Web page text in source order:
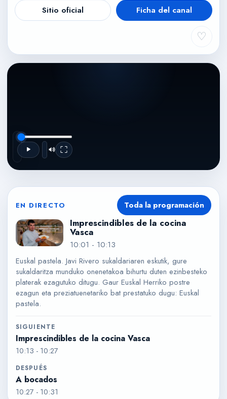
Sitio oficial Ficha del canal
♡
Imprescindibles de la cocina Vasca
EN DIRECTO Toda la programación
Imprescindibles de la cocina
Vasca
10:01 - 10:13
Euskal pastela. Javi Rivero sukaldariaren eskutik, gure
sukaldaritza munduko onenetakoa bihurtu duten ezinbesteko
platerak ezagutuko ditugu. Gaur Euskal Herriko postre
ezagun eta preziatuenetariko bat prestatuko dugu: Euskal
pastela.
SIGUIENTE
Imprescindibles de la cocina Vasca
10:13 - 10:27
DESPUÉS
A bocados
10:27 - 10:31